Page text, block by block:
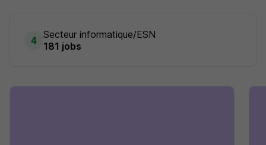
4 Secteur informatique/ESN
181 jobs